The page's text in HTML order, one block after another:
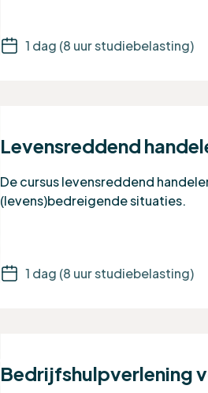
1 dag (8 uur studiebelasting)
Levensreddend
De cursus levensreddend
(levens)bedreigende situaties.
1 dag (8 uur studiebelasting)
Bedrijfshulpverlening